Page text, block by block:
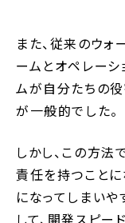
また、従来のウ
ームとオペレーシ
ムが自分たちの
が一般的でした。
しかし、この方
責任を持つこと
になってしまいや
して、開発スピ